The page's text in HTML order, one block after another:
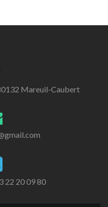
Mareuil-Caubert
22 20 09 80